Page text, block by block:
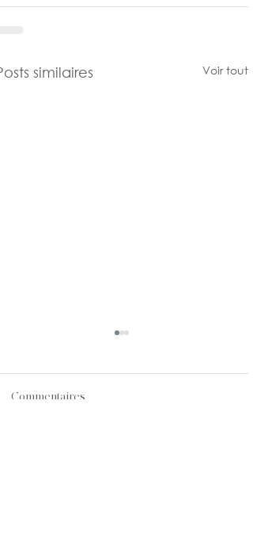
similaires Voir tout
Commentaires